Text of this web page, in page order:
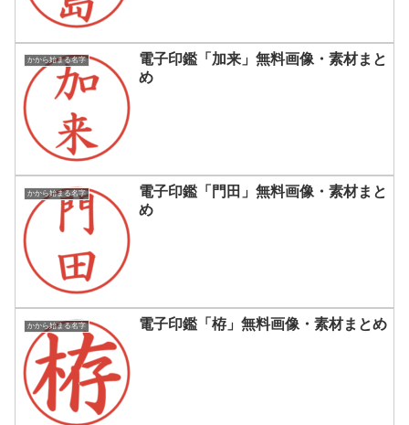
かから始まる名字
電子印鑑「加来」無料画像・素材まと
め
かから始まる名字
電子印鑑「門田」無料画像・素材まと
め
かから始まる名字 電子印鑑「栫」無料画像・素材まとめ